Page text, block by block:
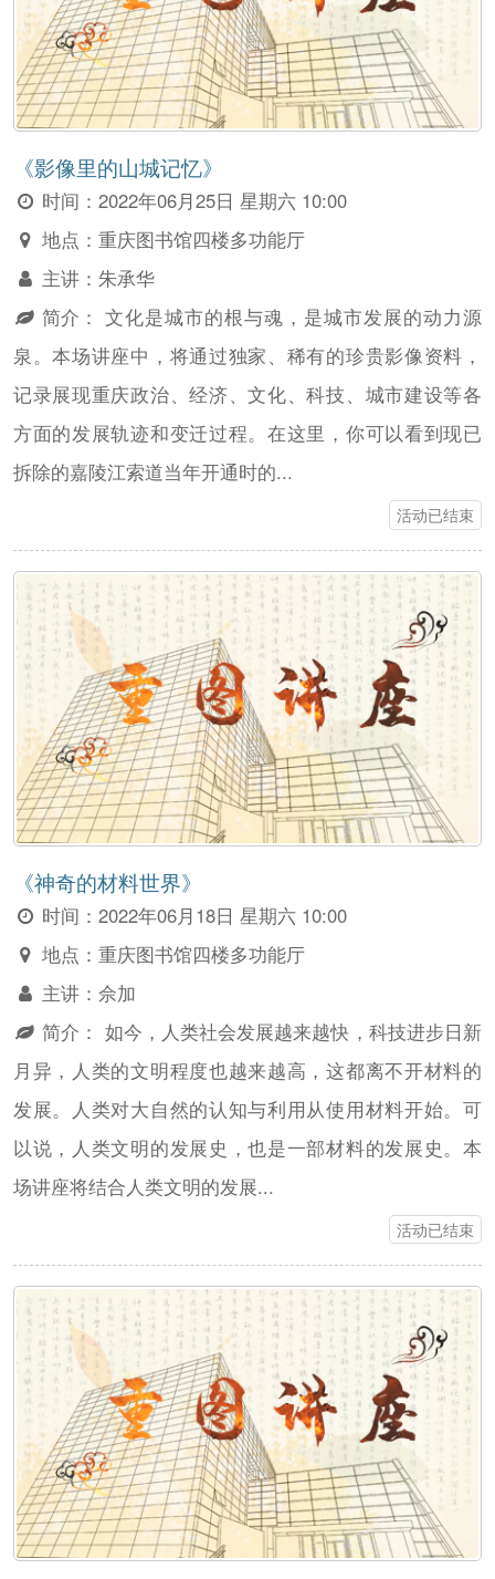
《影像里的山城记忆》
时间：2022年06月25日 星期六 10:00
地点：重庆图书馆四楼多功能厅
主讲：朱承华
简介： 文化是城市的根与魂，是城市发展的动力源
泉。本场讲座中，将通过独家、稀有的珍贵影像资料，
记录展现重庆政治、经济、文化、科技、城市建设等各
方面的发展轨迹和变迁过程。在这里，你可以看到现已
拆除的嘉陵江索道当年开通时的...
活动已结束
《神奇的材料世界》
时间：2022年06月18日 星期六 10:00
地点：重庆图书馆四楼多功能厅
主讲：佘加
简介： 如今，人类社会发展越来越快，科技进步日新
月异，人类的文明程度也越来越高，这都离不开材料的
发展。人类对大自然的认知与利用从使用材料开始。可
以说，人类文明的发展史，也是一部材料的发展史。本
场讲座将结合人类文明的发展...
活动已结束